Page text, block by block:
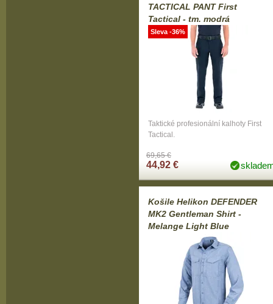
TACTICAL PANT First
Tactical - tm. modrá
Taktické profesionální kalhoty First
Tactical.
69,65 €
44,92 €
Sleva -36%
Košile Helikon DEFENDER
MK2 Gentleman Shirt -
Melange Light Blue